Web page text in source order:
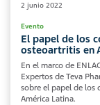
2 junio 2022
Evento
El papel de los
osteoartritis en
En el marco de
Expertos de Teva
sobre el papel de los
América Latina.